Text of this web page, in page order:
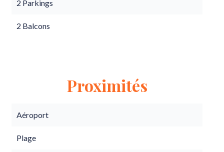
2 Parkings
2 Balcons
Proximités
Aéroport
Plage